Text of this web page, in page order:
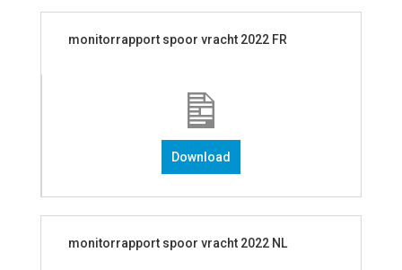
monitorrapport spoor vracht 2022 FR
Download
monitorrapport spoor vracht 2022 NL